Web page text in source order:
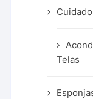
Telas